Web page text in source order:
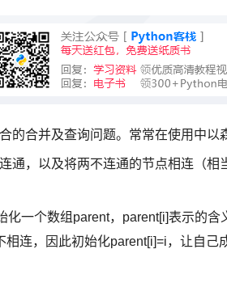
合并及查询问题。常常在使用中以
通，以及将两不连通的节点相连（相
一个数组parent，parent[i]表示的含
连，因此初始化parent[i]=i，让自己